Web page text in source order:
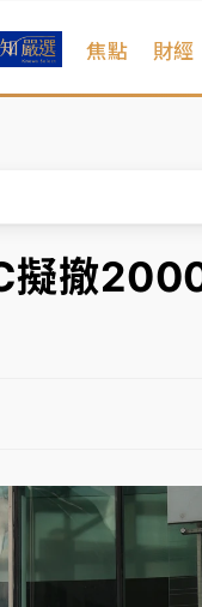
焦點 財經
溫飆38度
玩兩面手法 郭台銘
周玉蔻蔡玉真開撕爆
任首要3件事
中午開放水門周邊
溫飆38度
擬撤